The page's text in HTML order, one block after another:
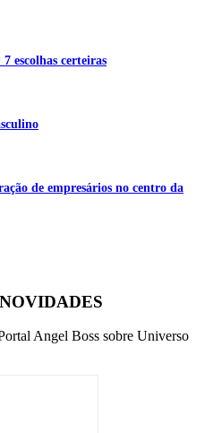
escolhas certeiras
de empresários no centro da
Angel Boss sobre Universo